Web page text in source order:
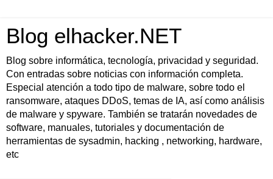
Blog elhacker.NET
Blog sobre informática, tecnología, privacidad y seguridad.
Con entradas sobre noticias con información completa.
Especial atención a todo tipo de malware, sobre todo el
ransomware, ataques DDoS, temas de IA, así como análisis
de malware y spyware. También se tratarán novedades de
software, manuales, tutoriales y documentación de
herramientas de sysadmin, hacking , networking, hardware,
etc